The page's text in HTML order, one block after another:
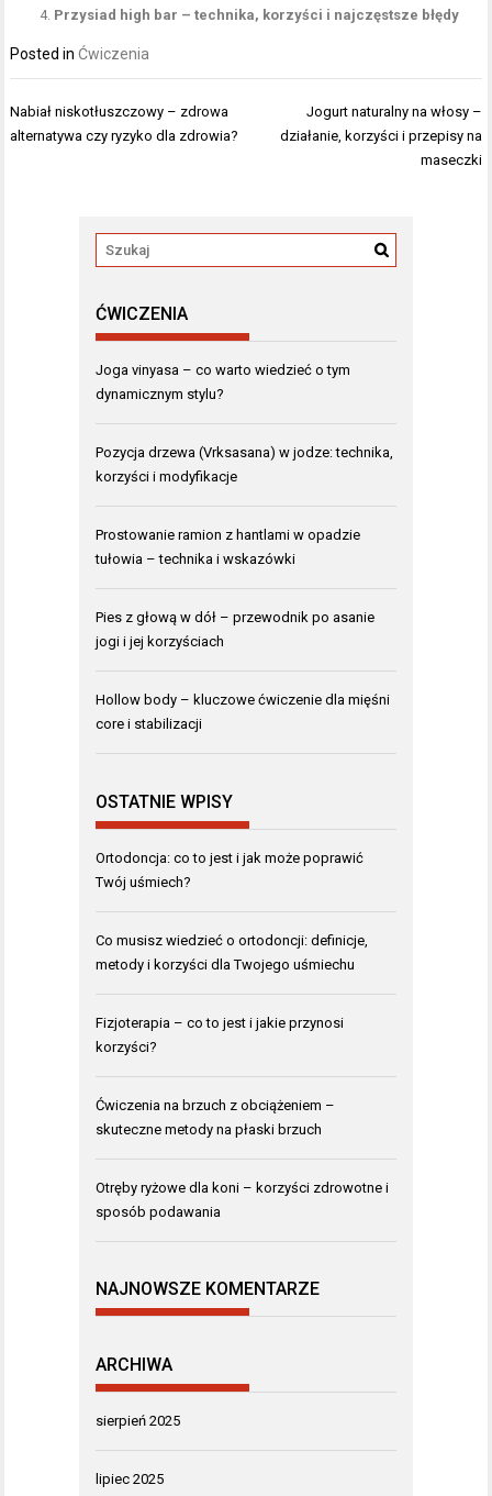
Przysiad high bar – technika, korzyści i najczęstsze błędy
Posted in Ćwiczenia
Nawigacja
wpisu
Nabiał niskotłuszczowy – zdrowa
alternatywa czy ryzyko dla zdrowia?
Jogurt naturalny na włosy –
działanie, korzyści i przepisy na
maseczki
ĆWICZENIA
Joga vinyasa – co warto wiedzieć o tym
dynamicznym stylu?
Pozycja drzewa (Vrksasana) w jodze: technika,
korzyści i modyfikacje
Prostowanie ramion z hantlami w opadzie
tułowia – technika i wskazówki
Pies z głową w dół – przewodnik po asanie
jogi i jej korzyściach
Hollow body – kluczowe ćwiczenie dla mięśni
core i stabilizacji
OSTATNIE WPISY
Ortodoncja: co to jest i jak może poprawić
Twój uśmiech?
Co musisz wiedzieć o ortodoncji: definicje,
metody i korzyści dla Twojego uśmiechu
Fizjoterapia – co to jest i jakie przynosi
korzyści?
Ćwiczenia na brzuch z obciążeniem –
skuteczne metody na płaski brzuch
Otręby ryżowe dla koni – korzyści zdrowotne i
sposób podawania
NAJNOWSZE KOMENTARZE
ARCHIWA
sierpień 2025
lipiec 2025